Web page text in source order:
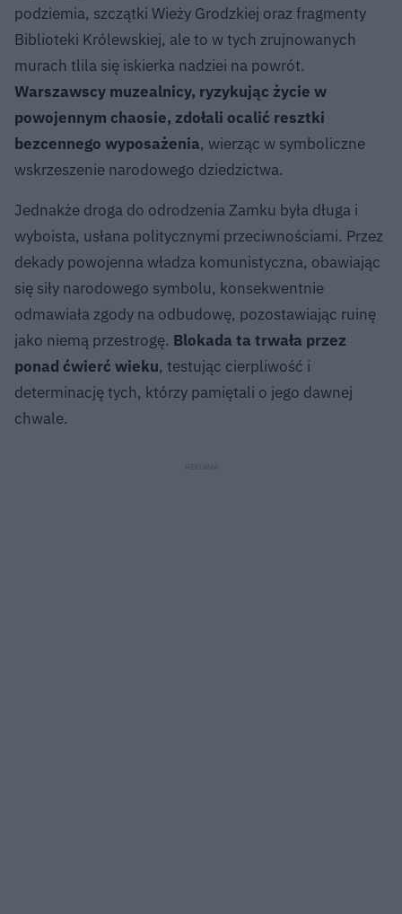
podziemia, szczątki Wieży Grodzkiej oraz fragmenty
Biblioteki Królewskiej, ale to w tych zrujnowanych
murach tlila się iskierka nadziei na powrót.
Warszawscy muzealnicy, ryzykując życie w
powojennym chaosie, zdołali ocalić resztki
bezcennego wyposażenia, wierząc w symboliczne
wskrzeszenie narodowego dziedzictwa.
Jednakże droga do odrodzenia Zamku była długa i
wyboista, usłana politycznymi przeciwnościami. Przez
dekady powojenna władza komunistyczna, obawiając
się siły narodowego symbolu, konsekwentnie
odmawiała zgody na odbudowę, pozostawiając ruinę
jako niemą przestrogę. Blokada ta trwała przez
ponad ćwierć wieku, testując cierpliwość i
determinację tych, którzy pamiętali o jego dawnej
chwale.